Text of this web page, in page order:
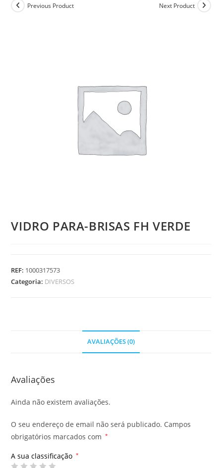
Previous Product Next Product
VIDRO PARA-BRISAS FH VERDE
REF: 1000317573
Categoria: DIVERSOS
AVALIAÇÕES (0)
Avaliações
Ainda não existem avaliações.
O seu endereço de email não será publicado. Campos
obrigatórios marcados com
*
A sua classificação *